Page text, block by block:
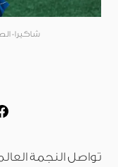
شاكيرا-
تواصل النجمة